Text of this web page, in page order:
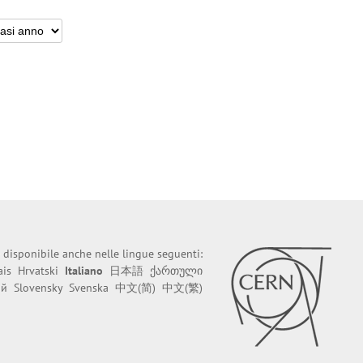
disponibile anche nelle lingue seguenti:
Hrvatski Italiano 日本語 ქართული
Slovensky Svenska 中文(简) 中文(繁)